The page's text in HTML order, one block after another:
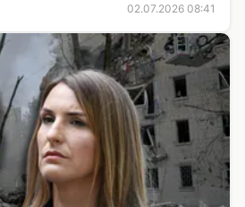
02.07.2026 08:41